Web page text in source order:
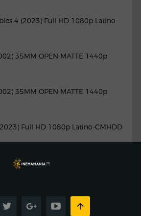
4 (2023) Full HD 1080p Latino-
35MM OPEN MATTE 1440p
35MM OPEN MATTE 1440p
Full HD 1080p Latino-CMHDD